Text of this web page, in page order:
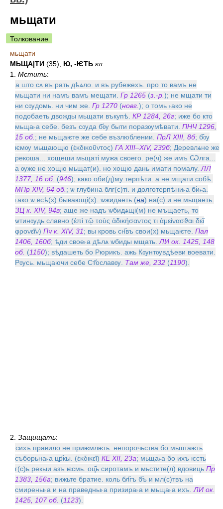
мьщати
Толкование
мьщати
МЬЩА|ТИ (35), Ю, -ѤТЬ гл.
1. Мстить:
а што сѧ въ рать дѣѧло. и въ рубежехъ. про то вамъ не
мьщати ни намъ вамъ мещати. Гр 1265 (з.-р. ); не мщати ти
ни сѹдомь. ни чим же. Гр 1270 (новг. ); о томь ˫ако не
подобаеть двожды мьщати въкупѣ. КР 1284, 26г; иже бо кто
мьща˫а себе. безъ сѹда б҃ѹ быти поразѹмѣвати. ПНЧ 1296,
15 об. ; не мьщаѥте же себе възлюблении. ПрЛ XIII, 8б; б҃ѹ
ѥмѹ мьщающю (ἐκδικοῦντος) ГА XIII–XIV, 239б; Деревлѧне же
рекоша... хощеши мьщатi мужа своего. ре(ч) же имъ Ѡлга...
а ѹже не хощю мьщат(и). но хощю дань имати помалу. ЛЛ
1377, 16 об. (946); како оби(д)му терпѣти. а не мщати собѣ.
МПр XIV, 64 об. ; ѡ глубина блг(с)тi. и долготерпѣни˫а б҃и˫а.
˫ако ѡ всѣ(х) бывающi(х). ѡжидаеть (на) на(с) и не мьщаеть.
ЗЦ к. XIV, 94в; аще же надъ ѡбидѧщi(м) не мъщаеть, то
ѡтинѹдь славно (ἐπὶ τῷ τοὺς ἀδικήσαντος τι ἀμείνασϑαι δεῖ
φρονεῖν) Пч к. XIV, 31; вы кровь сн҃въ свои(х) мьщаѥте. Пал
1406, 160б; ѣди свое˫а дѣлѧ ѡбиды мщать. ЛИ ок. 1425, 148
об. (1150); вѣдашеть бо Рюрикъ. ажь Кѹнтѹвдѣеви воевати.
Рѹсь. мьщаючи себе Ст҃ославѹ. Там же, 232 (1190).
2. Защищать:
сихъ правило не приѥмлѥть. непорочьства бо мьштаѥть
съборьна˫а цр҃кы. (ἐκδικεῖ) КЕ XII, 23а; мьща˫а бо ихъ ѥсть
г(с)ь рекыи азъ ѥсмь. оц҃ь сиротамъ и мьстите(л) вдовиць Пр
1383, 156а; вижьте братие. коль бл҃гъ б҃ъ и мл(с)твъ на
смирены˫а и на праведны˫а призира˫а и мьща˫а ихъ. ЛИ ок.
1425, 107 об. (1123).